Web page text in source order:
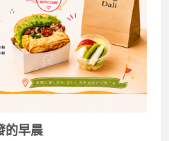
的早晨